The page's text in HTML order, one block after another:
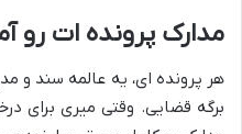
مدارک پرونده ات رو
هر پرونده ای، یه عالمه سند و
برگه قضایی. وقتی میری برای